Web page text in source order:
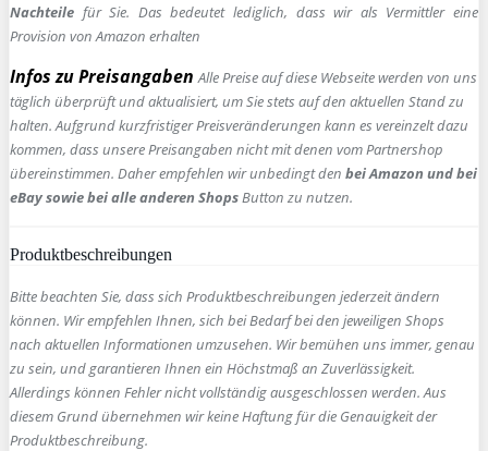
Nachteile für Sie. Das bedeutet lediglich, dass wir als Vermittler eine
Provision von Amazon erhalten
Infos zu Preisangaben Alle Preise auf diese Webseite werden von uns
täglich überprüft und aktualisiert, um Sie stets auf den aktuellen Stand zu
halten. Aufgrund kurzfristiger Preisveränderungen kann es vereinzelt dazu
kommen, dass unsere Preisangaben nicht mit denen vom Partnershop
übereinstimmen. Daher empfehlen wir unbedingt den bei Amazon und bei
eBay sowie bei alle anderen ShopsButton zu nutzen.
Produktbeschreibungen
Bitte beachten Sie, dass sich Produktbeschreibungen jederzeit ändern
können. Wir empfehlen Ihnen, sich bei Bedarf bei den jeweiligen Shops
nach aktuellen Informationen umzusehen. Wir bemühen uns immer, genau
zu sein, und garantieren Ihnen ein Höchstmaß an Zuverlässigkeit.
Allerdings können Fehler nicht vollständig ausgeschlossen werden. Aus
diesem Grund übernehmen wir keine Haftung für die Genauigkeit der
Produktbeschreibung.